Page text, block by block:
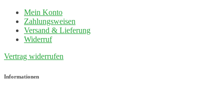
Mein Konto
Zahlungsweisen
Versand & Lieferung
Widerruf
Vertrag widerrufen
Informationen